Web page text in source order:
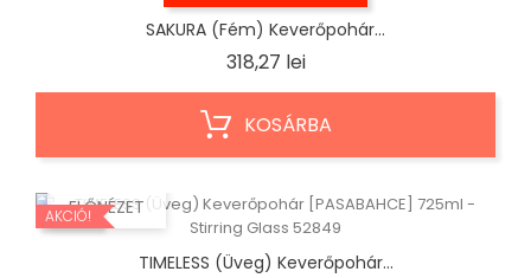
SAKURA (Fém) Keverőpohár...
318,27 leiÁr
KOSÁRBA
ELŐNÉZET
AKCIÓ!
TIMELESS (Üveg) Keverőpohár...